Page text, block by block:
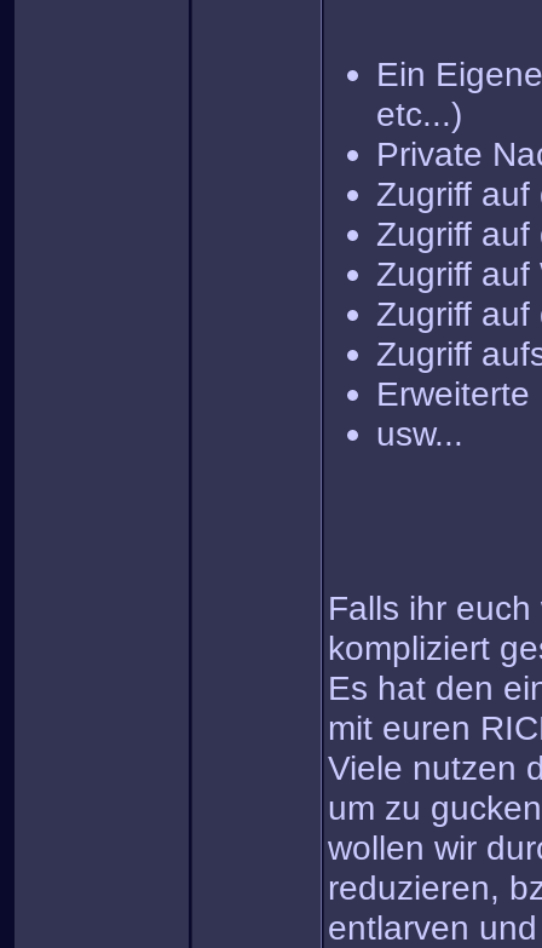
Ein
etc...)
Private
Zugriff
Zugriff auf
Zugriff auf
Zugriff
Zugriff
usw...
Falls ihr
kompliziert
Es hat den
mit euren
Viele nutzen
um zu
wollen wir
reduzieren,
entlarven